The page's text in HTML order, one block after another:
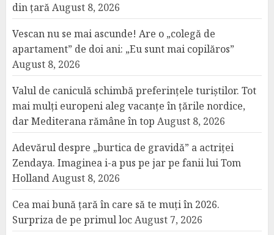
din țarăAugust 8, 2026
Vescan nu se mai ascunde! Are o „colegă de
apartament” de doi ani: „Eu sunt mai copilăros”
August 8, 2026
Valul de caniculă schimbă preferințele turiștilor. Tot
mai mulți europeni aleg vacanțe în țările nordice,
dar Mediterana rămâne în top August 8, 2026
Adevărul despre „burtica de gravidă” a actriței
Zendaya. Imaginea i-a pus pe jar pe fanii lui Tom
HollandAugust 8, 2026
Cea mai bună țară în care să te muți în 2026.
Surpriza de pe primul locAugust 7, 2026